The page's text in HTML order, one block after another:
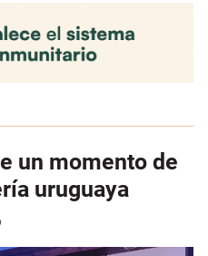
un momento de
uruguaya